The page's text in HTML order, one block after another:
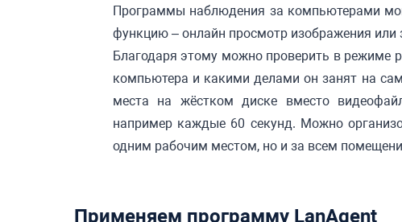
Программы наблюдения за компьютерами
функцию – онлайн просмотр изображения или
Благодаря этому можно проверить в режиме
компьютера и какими делами он занят на
места на жёстком диске вместо
например каждые 60 секунд. Можно
одним рабочим местом, но и за всем
Применяем программу LanAgent